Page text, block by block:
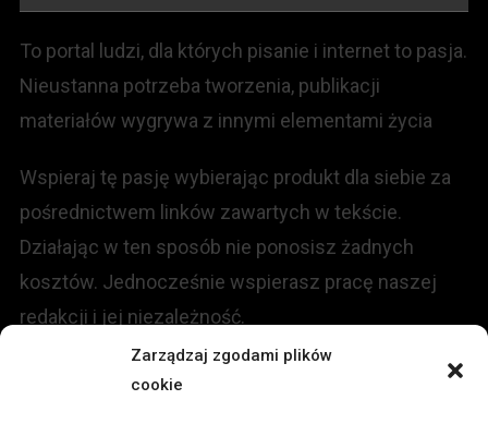
Zarządzaj zgodami plików
cookie
To portal ludzi, dla których pisanie i internet to pasja.
Nieustanna potrzeba tworzenia, publikacji
materiałów wygrywa z innymi elementami życia
Wspieraj tę pasję wybierając produkt dla siebie za
pośrednictwem linków zawartych w tekście.
Działając w ten sposób nie ponosisz żadnych
kosztów. Jednocześnie wspierasz pracę naszej
redakcji i jej niezależność.